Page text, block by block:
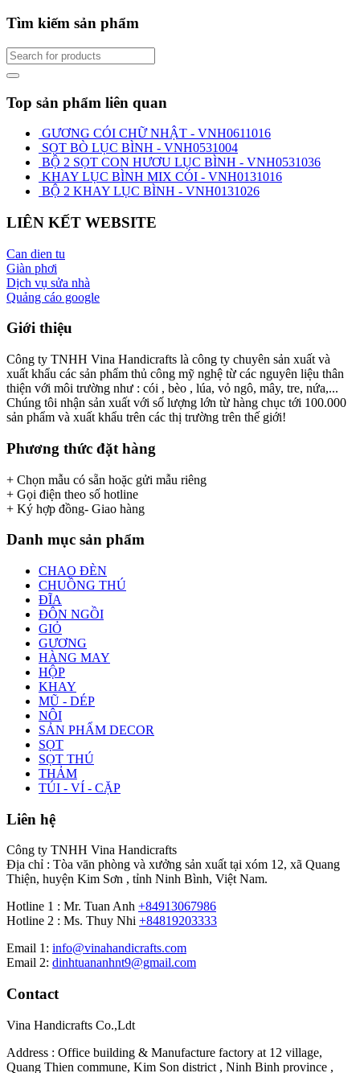
Tìm kiếm sản phẩm
Top sản phẩm liên quan
GƯƠNG CÓI CHỮ NHẬT - VNH0611016
SỌT BÒ LỤC BÌNH - VNH0531004
BỘ 2 SỌT CON HƯƠU LỤC BÌNH - VNH0531036
KHAY LỤC BÌNH MIX CÓI - VNH0131016
BỘ 2 KHAY LỤC BÌNH - VNH0131026
LIÊN KẾT WEBSITE
Can dien tu
Giàn phơi
Dịch vụ sửa nhà
Quảng cáo google
Giới thiệu
Công ty TNHH Vina Handicrafts là công ty chuyên sản xuất và
xuất khẩu các sản phẩm thủ công mỹ nghệ từ các nguyên liệu thân
thiện với môi trường như : cói , bèo , lúa, vỏ ngô, mây, tre, nứa,...
Chúng tôi nhận sản xuất với số lượng lớn từ hàng chục tới 100.000
sản phẩm và xuất khẩu trên các thị trường trên thế giới!
Phương thức đặt hàng
+ Chọn mẫu có sẵn hoặc gửi mẫu riêng
+ Gọi điện theo số hotline
+ Ký hợp đồng- Giao hàng
Danh mục sản phẩm
CHAO ĐÈN
CHUỒNG THÚ
ĐĨA
ĐÔN NGỒI
GIỎ
GƯƠNG
HÀNG MAY
HỘP
KHAY
MŨ - DÉP
NÔI
SẢN PHẨM DECOR
SỌT
SỌT THÚ
THẢM
TÚI - VÍ - CẶP
Liên hệ
Công ty TNHH Vina Handicrafts
Địa chỉ : Tòa văn phòng và xưởng sản xuất tại xóm 12, xã Quang
Thiện, huyện Kim Sơn , tỉnh Ninh Bình, Việt Nam.
Hotline 1 : Mr. Tuan Anh +84913067986
Hotline 2 : Ms. Thuy Nhi +84819203333
Email 1: info@vinahandicrafts.com
Email 2: dinhtuananhnt9@gmail.com
Contact
Vina Handicrafts Co.,Ldt
Address : Office building & Manufacture factory at 12 village,
Quang Thien commune, Kim Son district , Ninh Binh province ,